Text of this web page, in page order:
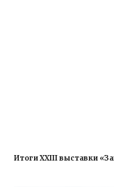
Итоги XXIII выставки